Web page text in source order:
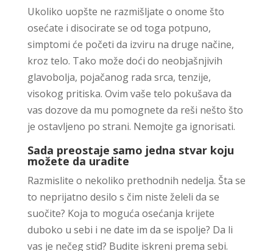
Ukoliko uopšte ne razmišljate o onome što
osećate i disocirate se od toga potpuno,
simptomi će početi da izviru na druge načine,
kroz telo. Tako može doći do neobjašnjivih
glavobolja, pojačanog rada srca, tenzije,
visokog pritiska. Ovim vaše telo pokušava da
vas dozove da mu pomognete da reši nešto što
je ostavljeno po strani. Nemojte ga ignorisati.
Sada preostaje samo jedna stvar koju
možete da uradite
Razmislite o nekoliko prethodnih nedelja. Šta se
to neprijatno desilo s čim niste želeli da se
suočite? Koja to moguća osećanja krijete
duboko u sebi i ne date im da se ispolje? Da li
vas je nečeg stid? Budite iskreni prema sebi.